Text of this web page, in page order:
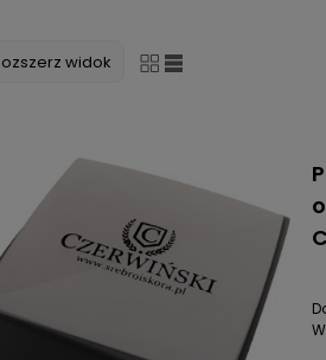
widok